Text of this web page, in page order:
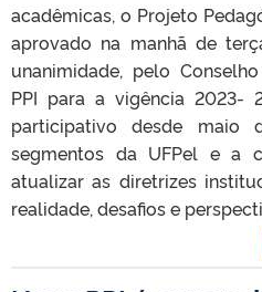
acadêmicas, o Projeto
aprovado na manhã de
unanimidade, pelo
PPI para a vigência 2023-
participativo desde
segmentos da UFPel e a
atualizar as diretrizes
realidade, desafios e